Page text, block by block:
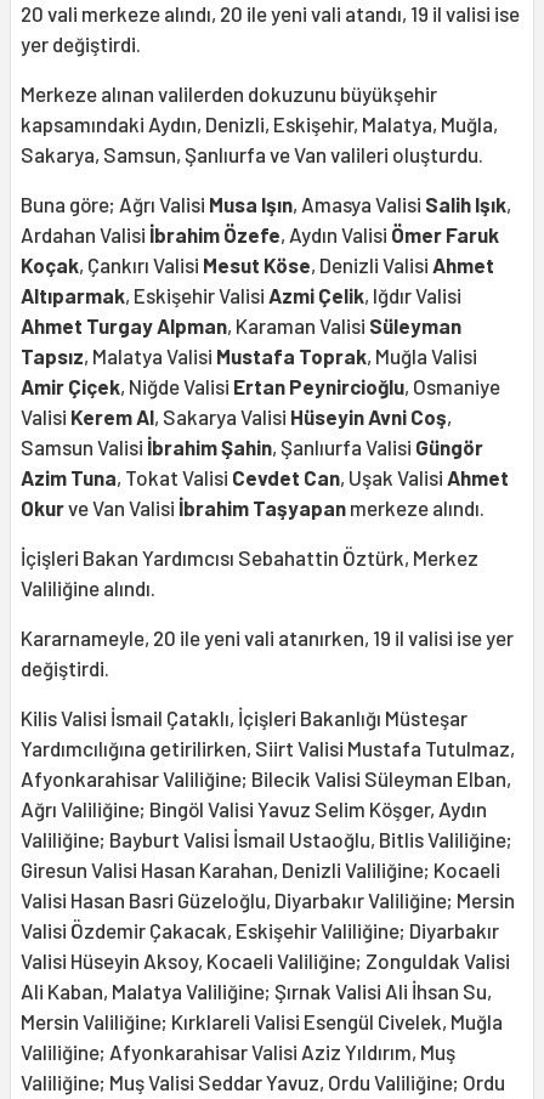
20 vali merkeze alındı, 20 ile yeni vali atandı, 19 il valisi ise
yer değiştirdi.
Merkeze alınan valilerden dokuzunu büyükşehir
kapsamındaki Aydın, Denizli, Eskişehir, Malatya, Muğla,
Sakarya, Samsun, Şanlıurfa ve Van valileri oluşturdu.
Buna göre; Ağrı Valisi Musa Işın, Amasya Valisi Salih Işık,
Ardahan Valisi İbrahim Özefe, Aydın Valisi Ömer Faruk
Koçak, Çankırı Valisi Mesut Köse, Denizli Valisi Ahmet
Altıparmak, Eskişehir Valisi Azmi Çelik, Iğdır Valisi
Ahmet Turgay Alpman, Karaman Valisi Süleyman
Tapsız, Malatya Valisi Mustafa Toprak, Muğla Valisi
Amir Çiçek, Niğde Valisi Ertan Peynircioğlu, Osmaniye
Valisi Kerem Al, Sakarya Valisi Hüseyin Avni Coş,
Samsun Valisi İbrahim Şahin, Şanlıurfa Valisi Güngör
Azim Tuna, Tokat Valisi Cevdet Can, Uşak Valisi Ahmet
Okurve Van Valisi İbrahim Taşyapan merkeze alındı.
İçişleri Bakan Yardımcısı Sebahattin Öztürk, Merkez
Valiliğine alındı.
Kararnameyle, 20 ile yeni vali atanırken, 19 il valisi ise yer
değiştirdi.
Kilis Valisi İsmail Çataklı, İçişleri Bakanlığı Müsteşar
Yardımcılığına getirilirken, Siirt Valisi Mustafa Tutulmaz,
Afyonkarahisar Valiliğine; Bilecik Valisi Süleyman Elban,
Ağrı Valiliğine; Bingöl Valisi Yavuz Selim Köşger, Aydın
Valiliğine; Bayburt Valisi İsmail Ustaoğlu, Bitlis Valiliğine;
Giresun Valisi Hasan Karahan, Denizli Valiliğine; Kocaeli
Valisi Hasan Basri Güzeloğlu, Diyarbakır Valiliğine; Mersin
Valisi Özdemir Çakacak, Eskişehir Valiliğine; Diyarbakır
Valisi Hüseyin Aksoy, Kocaeli Valiliğine; Zonguldak Valisi
Ali Kaban, Malatya Valiliğine; Şırnak Valisi Ali İhsan Su,
Mersin Valiliğine; Kırklareli Valisi Esengül Civelek, Muğla
Valiliğine; Afyonkarahisar Valisi Aziz Yıldırım, Muş
Valiliğine; Muş Valisi Seddar Yavuz, Ordu Valiliğine; Ordu